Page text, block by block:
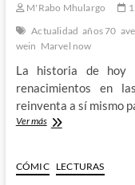
M'Rabo Mhulargo
Actualidad años 70
wein Marvel now
La historia de hoy
renacimientos en
reinventa a sí mismo
Ver másGiant
Men
de
CÓMIC LECTURAS